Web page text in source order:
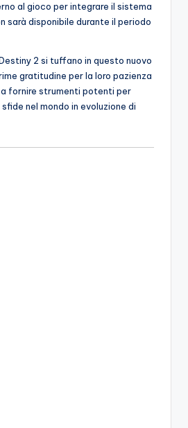
al gioco per integrare il sistema
sarà disponibile durante il periodo
2 si tuffano in questo nuovo
gratitudine per la loro pazienza
fornire strumenti potenti per
nel mondo in evoluzione di